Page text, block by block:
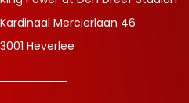
Kardinaal Mercierlaan 46
3001 Heverlee